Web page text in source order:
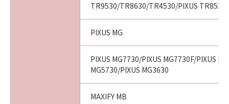
TR9530/TR8630/TR4530/PIXUS
PIXUS MG
PIXUS MG7730/PIXUS MG7730F/PIXUS
MG5730/PIXUS MG3630
MAXIFY MB